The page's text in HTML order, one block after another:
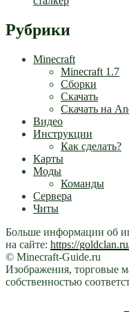
Рубрики
Minecraft
Minecraft 1.7
Сборки
Скачать
Скачать на
Видео
Инструкции
Как сделать?
Карты
Моды
Команды
Сервера
Читы
Больше информации об
на сайте: https://
© Minecraft-Guide.ru
Изображения, торговые
собственностью